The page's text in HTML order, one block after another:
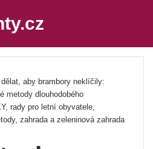
aby brambory neklíčily:
metody dlouhodobého
rady pro letní obyvatele,
zahrada a zeleninová zahrada